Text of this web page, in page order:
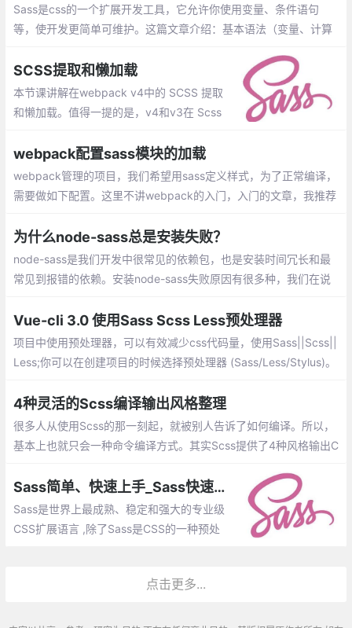
Sass是css的一个扩展开发工具，它允许你使用变量、条件语句
等，使开发更简单可维护。这篇文章介绍：基本语法（变量、计算
级用法（函数 function、if条件语句、循环语句）
SCSS提取和懒加载
本节课讲解在webpack v4中的 SCSS 提取
和懒加载。值得一提的是，v4和v3在 Scss
课主要涉及 SCSS 在懒加载下提取的相关配
置和插件使用。
webpack配置sass模块的加载
webpack管理的项目，我们希望用sass定义样式，为了正常编译，
需要做如下配置。这里不讲webpack的入门，入门的文章，我推荐
包
为什么node-sass总是安装失败？
node-sass是我们开发中很常见的依赖包，也是安装时间冗长和最
常见到报错的依赖。安装node-sass失败原因有很多种，我们在说
Vue-cli 3.0 使用Sass Scss Less预处理器
项目中使用预处理器，可以有效减少css代码量，使用Sass||Scss||
Less;你可以在创建项目的时候选择预处理器 (Sass/Less/Stylus)。
所有的处理。
4种灵活的Scss编译输出风格整理
很多人从使用Scss的那一刻起，就被别人告诉了如何编译。所以，
基本上也就只会一种命令编译方式。其实Scss提供了4种风格输出C
Sass简单、快速上手_Sass快速入门学习笔记总结
Sass是世界上最成熟、稳定和强大的专业级
CSS扩展语言 ,除了Sass是CSS的一种预处
点击更多...